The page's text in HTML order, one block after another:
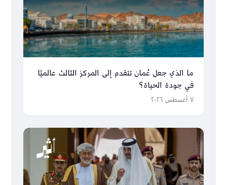
ما الذي جعل عُمان تتقدم إلى المركز الثالث عالميًا
في جودة الحياة؟
٧ أغسطس ٢٠٢٦